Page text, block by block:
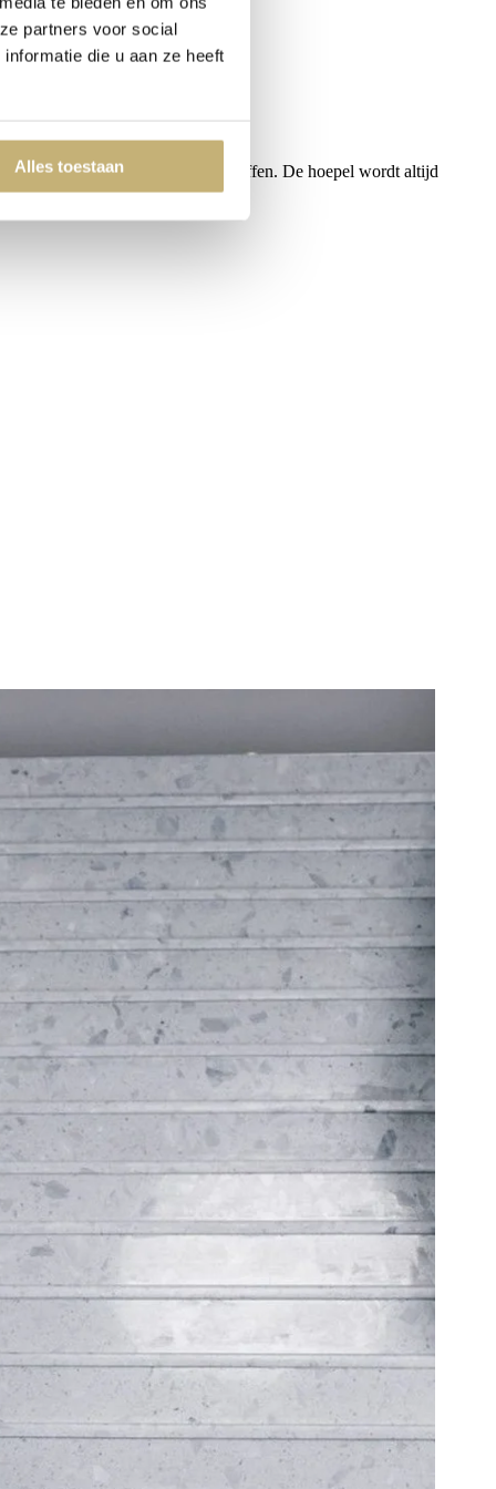
partners voor social
die u aan ze heeft
Alles toestaan
is gemaakt van 10 lagen tulle stoffen. De hoepel wordt altijd